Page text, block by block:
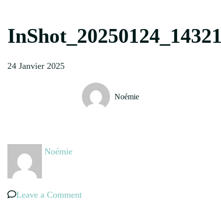
24 Janvier 2025
Noémie
Noémie
Leave a Commenton